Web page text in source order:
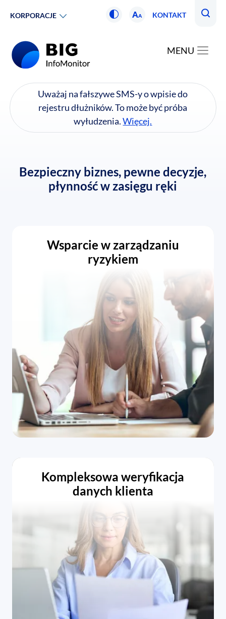
KORPORACJE AA KONTAKT
MENU
Uważaj na fałszywe SMS-y o wpisie do
rejestru dłużników. To może być próba
wyłudzenia.Więcej.
Bezpieczny biznes, pewne decyzje,
płynność w zasięgu ręki
Wsparcie w zarządzaniu
ryzykiem
Kompleksowa weryfikacja
danych klienta